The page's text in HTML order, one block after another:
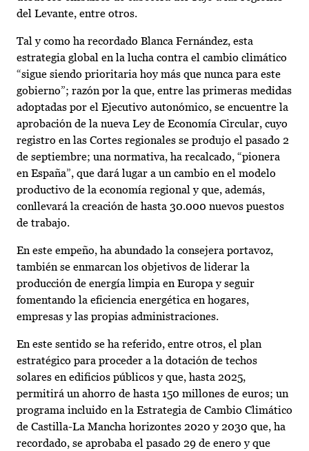
del Levante, entre otros.
Tal y como ha recordado Blanca Fernández, esta
estrategia global en la lucha contra el cambio climático
“sigue siendo prioritaria hoy más que nunca para este
gobierno”; razón por la que, entre las primeras medidas
adoptadas por el Ejecutivo autonómico, se encuentre la
aprobación de la nueva Ley de Economía Circular, cuyo
registro en las Cortes regionales se produjo el pasado 2
de septiembre; una normativa, ha recalcado, “pionera
en España”, que dará lugar a un cambio en el modelo
productivo de la economía regional y que, además,
conllevará la creación de hasta 30.000 nuevos puestos
de trabajo.
En este empeño, ha abundado la consejera portavoz,
también se enmarcan los objetivos de liderar la
producción de energía limpia en Europa y seguir
fomentando la eficiencia energética en hogares,
empresas y las propias administraciones.
En este sentido se ha referido, entre otros, el plan
estratégico para proceder a la dotación de techos
solares en edificios públicos y que, hasta 2025,
permitirá un ahorro de hasta 150 millones de euros; un
programa incluido en la Estrategia de Cambio Climático
de Castilla-La Mancha horizontes 2020 y 2030 que, ha
recordado, se aprobaba el pasado 29 de enero y que